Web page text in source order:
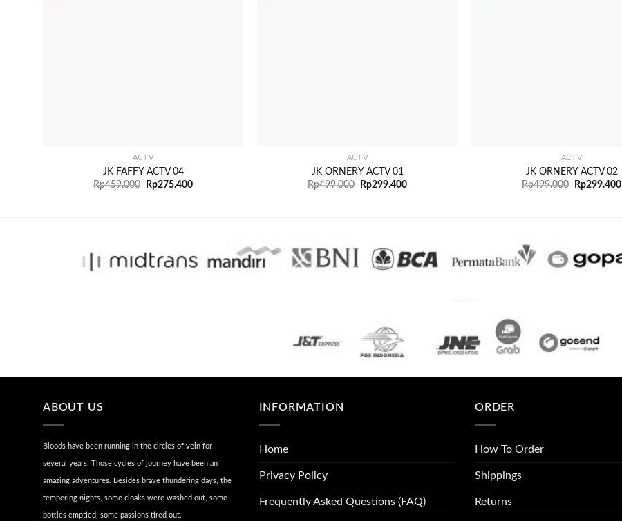
ACTV
JK FAFFY ACTV 04
Rp459.000 Rp275.400
ACTV
JK ORNERY ACTV 01
Rp499.000 Rp299.400
ACTV
JK ORNERY ACTV 02
Rp499.000 Rp299.400
ABOUT US
Bloods have been running in the circles of vein for
several years. Those cycles of journey have been an
amazing adventures. Besides brave thundering days, the
tempering nights, some cloaks were washed out, some
bottles emptied, some passions tired out.
INFORMATION
Home
Privacy Policy
Frequently Asked Questions (FAQ)
ORDER
How To Order
Shippings
Returns